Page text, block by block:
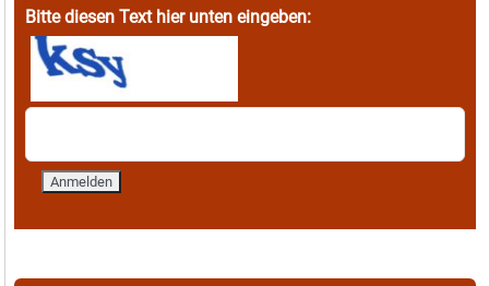
Bitte diesen Text hier unten eingeben: